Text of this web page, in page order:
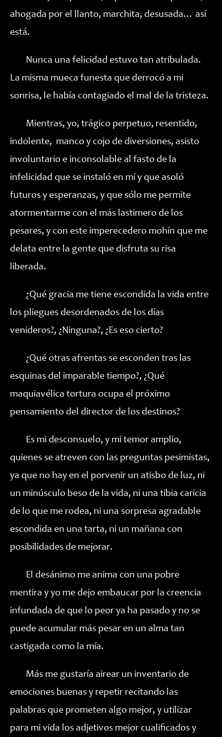
ahogada por el llanto, marchita, desusada… así
está.
Nunca una felicidad estuvo tan atribulada.
La misma mueca funesta que derrocó a mi
sonrisa, le había contagiado el mal de la tristeza.
Mientras, yo, trágico perpetuo, resentido,
indolente, manco y cojo de diversiones, asisto
involuntario e inconsolable al fasto de la
infelicidad que se instaló en mí y que asoló
futuros y esperanzas, y que sólo me permite
atormentarme con el más lastimero de los
pesares, y con este imperecedero mohín que me
delata entre la gente que disfruta su risa
liberada.
¿Qué gracia me tiene escondida la vida entre
los pliegues desordenados de los días
venideros?, ¿Ninguna?, ¿Es eso cierto?
¿Qué otras afrentas se esconden tras las
esquinas del imparable tiempo?, ¿Qué
maquiavélica tortura ocupa el próximo
pensamiento del director de los destinos?
Es mi desconsuelo, y mi temor amplio,
quienes se atreven con las preguntas pesimistas,
ya que no hay en el porvenir un atisbo de luz, ni
un minúsculo beso de la vida, ni una tibia caricia
de lo que me rodea, ni una sorpresa agradable
escondida en una tarta, ni un mañana con
posibilidades de mejorar.
El desánimo me anima con una pobre
mentira y yo me dejo embaucar por la creencia
infundada de que lo peor ya ha pasado y no se
puede acumular más pesar en un alma tan
castigada como la mía.
Más me gustaría airear un inventario de
emociones buenas y repetir recitando las
palabras que prometen algo mejor, y utilizar
para mi vida los adjetivos mejor cualificados y